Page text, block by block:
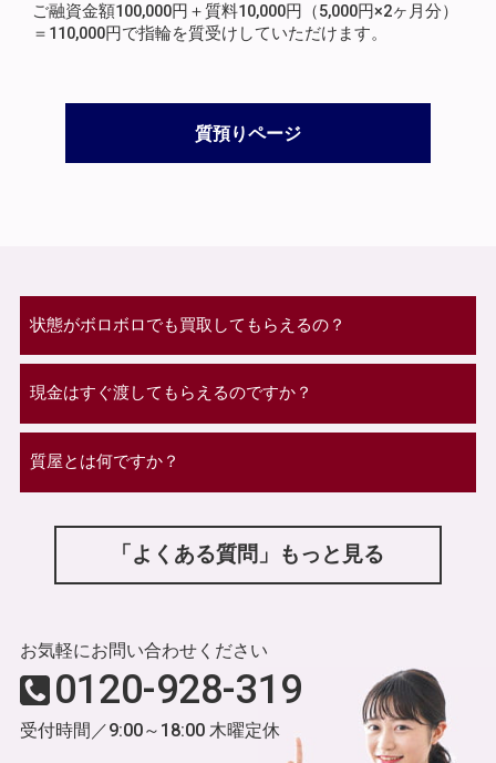
ご融資金額100,000円＋質料10,000円（5,000円×2ヶ月分）
＝110,000円で指輪を質受けしていただけます。
質預りページ
状態がボロボロでも買取してもらえるの？
現金はすぐ渡してもらえるのですか？
質屋とは何ですか？
「よくある質問」もっと見る
お気軽にお問い合わせください
0120-928-319
受付時間／9:00～18:00 木曜定休